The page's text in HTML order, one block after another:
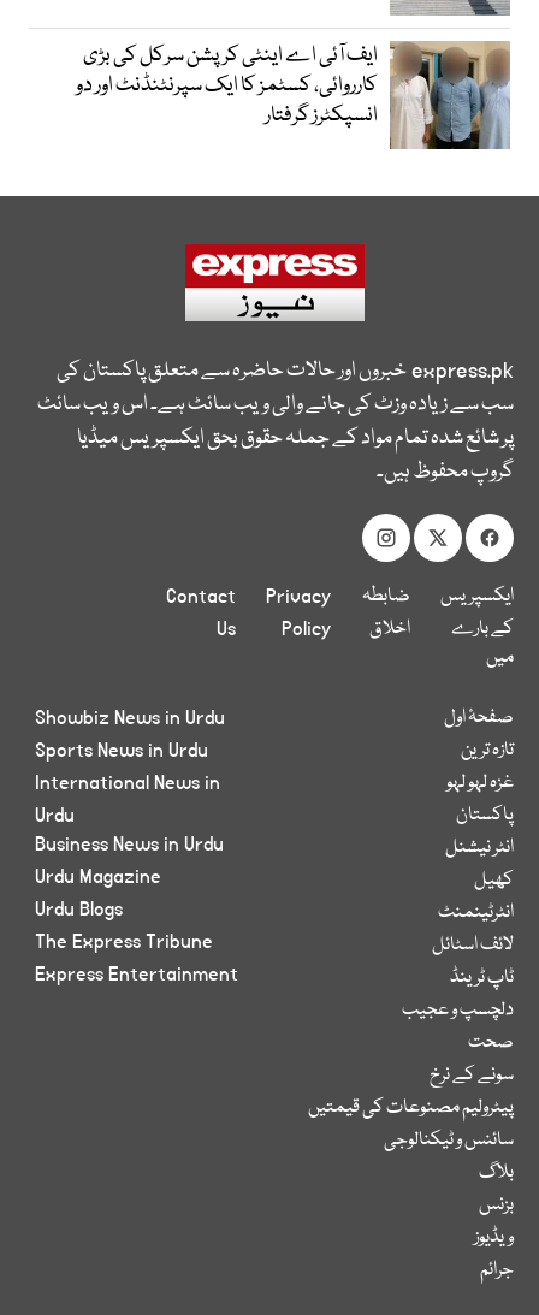
ایف آئی اے اینٹی کرپشن سرکل کی بڑی
کارروائی، کسٹمز کا ایک سپرنٹنڈنٹ اور دو
انسپکٹرز گرفتار
express.pkخبروں اور حالات حاضرہ سے متعلق پاکستان کی
سب سے زیادہ وزٹ کی جانے والی ویب سائٹ ہے۔ اس ویب سائٹ
پر شائع شدہ تمام مواد کے جملہ حقوق بحق ایکسپریس میڈیا
گروپ محفوظ ہیں۔
ایکسپریس
کے بارے
میں
ضابطہ
اخلاق
Privacy
Policy
Contact
Us
صفحۂ اول
تازہ ترین
غزہ لہو لہو
پاکستان
انٹر نیشنل
کھیل
انٹرٹینمنٹ
لائف اسٹائل
ٹاپ ٹرینڈ
دلچسپ و عجیب
صحت
سونے کے نرخ
پیٹرولیم مصنوعات کی قیمتیں
سائنس و ٹیکنالوجی
بلاگ
بزنس
ویڈیوز
جرائم
Showbiz News in Urdu
Sports News in Urdu
International News in
Urdu
Business News in Urdu
Urdu Magazine
Urdu Blogs
The Express Tribune
Express Entertainment